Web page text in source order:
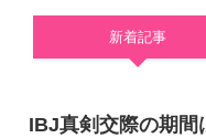
新着記事
IBJ真剣交際の期間